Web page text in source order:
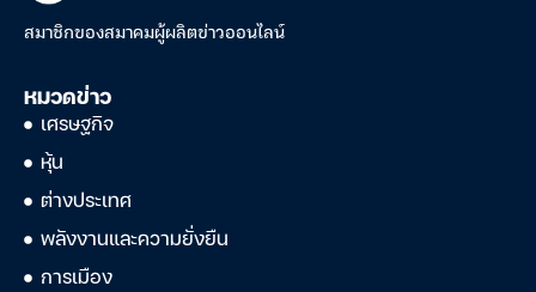
สมาชิกของสมาคมผู้ผลิตข่าวออนไลน์
หมวดข่าว
เศรษฐกิจ
หุ้น
ต่างประเทศ
พลังงานและความยั่งยืน
การเมือง